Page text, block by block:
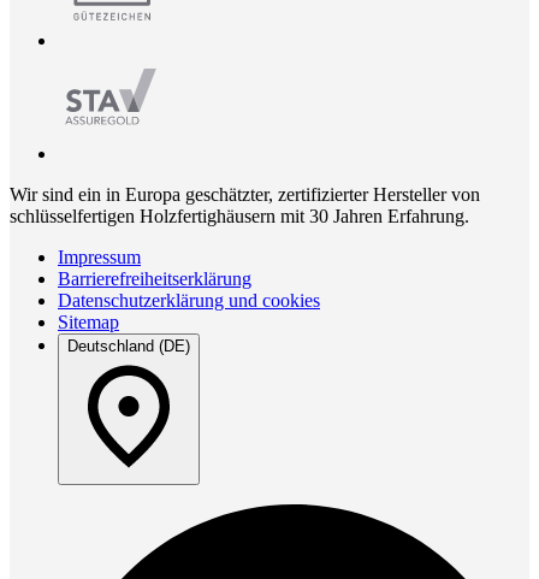
Wir sind ein in Europa geschätzter, zertifizierter Hersteller von
schlüsselfertigen Holzfertighäusern mit 30 Jahren Erfahrung.
Impressum
Barrierefreiheitserklärung
Datenschutzerklärung und cookies
Sitemap
Deutschland (DE)